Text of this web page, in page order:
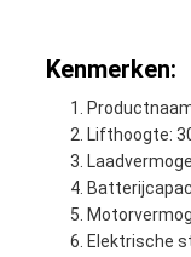
Kenmerken:
Lifthoogte:
Elektrische